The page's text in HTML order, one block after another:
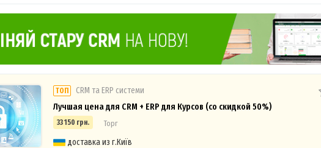
ТОП СRM та ERP системи
Лучшая цена для CRM + ERP для Курсов (со скидкой 50%)
33 150 грн. Торг
доставка из г.Київ